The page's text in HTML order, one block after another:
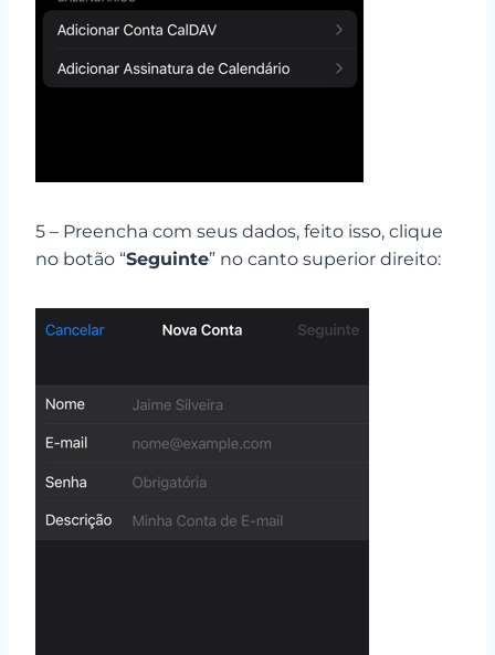
5 – Preencha com seus dados, feito isso, clique
no botão “Seguinte” no canto superior direito: